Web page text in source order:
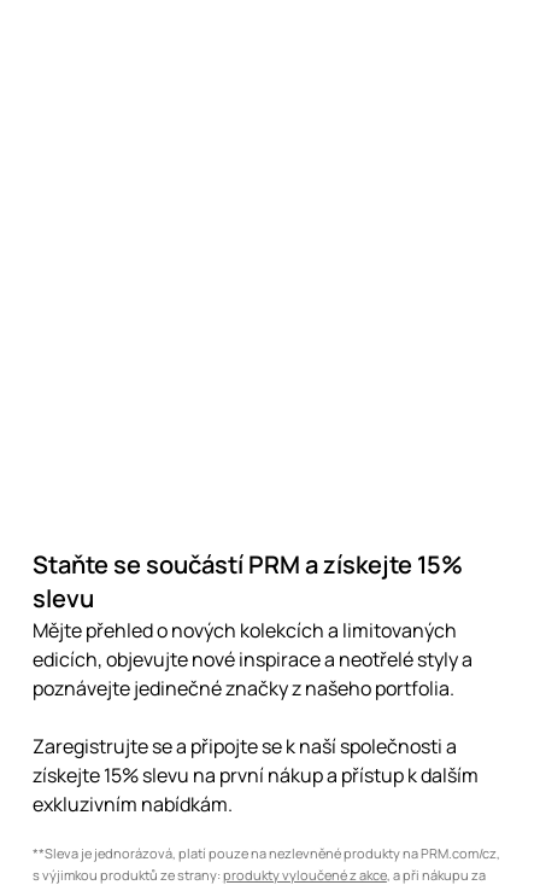
Staňte se součástí PRM a získejte 15%
slevu
Mějte přehled o nových kolekcích a limitovaných
edicích, objevujte nové inspirace a neotřelé styly a
poznávejte jedinečné značky z našeho portfolia.
Zaregistrujte se a připojte se k naší společnosti a
získejte 15% slevu na první nákup a přístup k dalším
exkluzivním nabídkám.
**Sleva je jednorázová, platí pouze na nezlevněné produkty na PRM.com/cz,
s výjimkou produktů ze strany: produkty vyloučené z akce, a při nákupu za